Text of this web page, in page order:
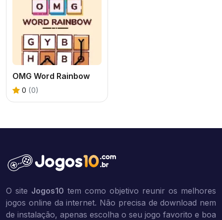
OMG Word Rainbow
0 (0)
O site Jogos10 tem como objetivo reunir os melhores
jogos online da internet. Não precisa de download nem
de instalação, apenas escolha o seu jogo favorito e boa